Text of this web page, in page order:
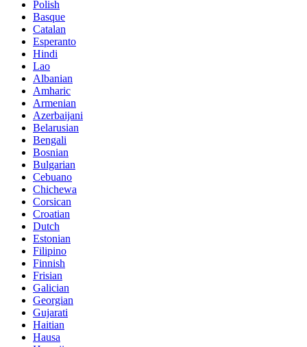
Polish
Basque
Catalan
Esperanto
Hindi
Lao
Albanian
Amharic
Armenian
Azerbaijani
Belarusian
Bengali
Bosnian
Bulgarian
Cebuano
Chichewa
Corsican
Croatian
Dutch
Estonian
Filipino
Finnish
Frisian
Galician
Georgian
Gujarati
Haitian
Hausa